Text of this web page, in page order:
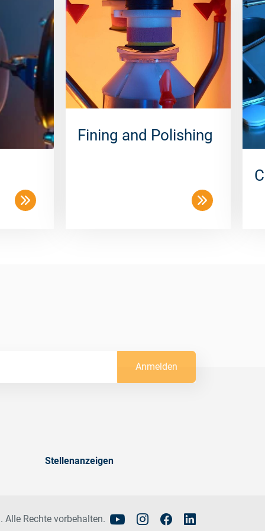
Fining and Polishing
Anmelden
Stellenanzeigen
Alle Rechte vorbehalten.